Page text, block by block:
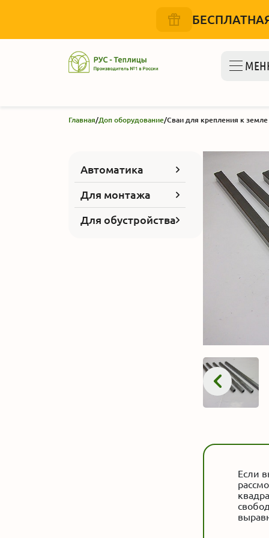
Главная/Доп оборудование/Сваи для крепления к земле
Автоматика
Для монтажа
Для обустройства
Если